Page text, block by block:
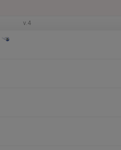
v.4